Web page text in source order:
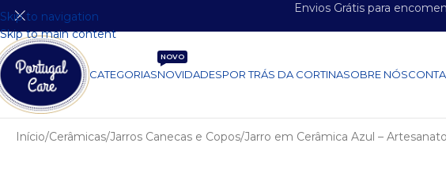
Skip to navigation
Skip to main content
Envios Grátis para
CATEGORIASNOVIDADES
NOVO
POR TRÁS DA CORTINASOBRE NÓS
Início Cerâmicas Jarros Canecas e Copos Jarro em Cerâmica Azul –